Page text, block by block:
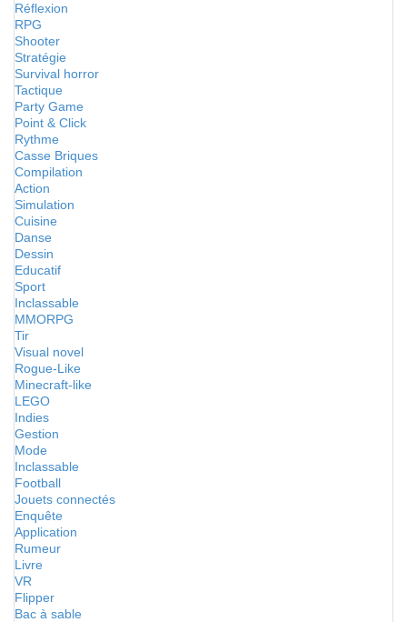
Réflexion
RPG
Shooter
Stratégie
Survival horror
Tactique
Party Game
Point & Click
Rythme
Casse Briques
Compilation
Action
Simulation
Cuisine
Danse
Dessin
Educatif
Sport
Inclassable
MMORPG
Tir
Visual novel
Rogue-Like
Minecraft-like
LEGO
Indies
Gestion
Mode
Inclassable
Football
Jouets connectés
Enquête
Application
Rumeur
Livre
VR
Flipper
Bac à sable